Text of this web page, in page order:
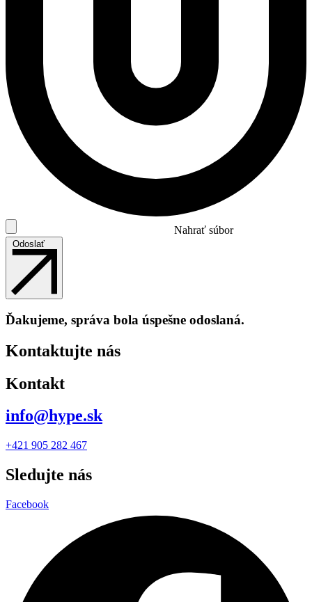
Nahrať súbor
Odoslať
Ďakujeme, správa bola úspešne odoslaná.
Kontaktujte nás
Kontakt
info@hype.sk
+421 905 282 467
Sledujte nás
Facebook